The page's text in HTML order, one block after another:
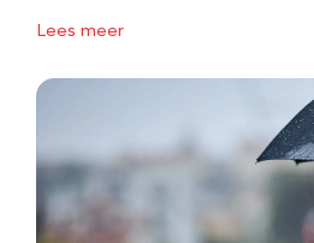
Lees meer